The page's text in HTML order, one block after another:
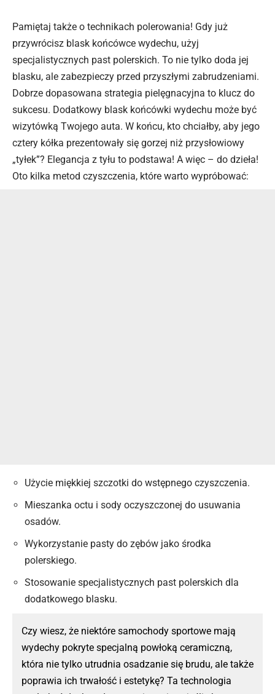
Pamiętaj także o technikach polerowania! Gdy już
przywrócisz blask końcówce wydechu, użyj
specjalistycznych past polerskich. To nie tylko doda jej
blasku, ale zabezpieczy przed przyszłymi zabrudzeniami.
Dobrze dopasowana strategia pielęgnacyjna to klucz do
sukcesu. Dodatkowy blask końcówki wydechu może być
wizytówką Twojego auta. W końcu, kto chciałby, aby jego
cztery kółka prezentowały się gorzej niż przysłowiowy
„tyłek”? Elegancja z tyłu to podstawa! A więc – do dzieła!
Oto kilka metod czyszczenia, które warto wypróbować:
Użycie miękkiej szczotki do wstępnego czyszczenia.
Mieszanka octu i sody oczyszczonej do usuwania
osadów.
Wykorzystanie pasty do zębów jako środka
polerskiego.
Stosowanie specjalistycznych past polerskich dla
dodatkowego blasku.
Czy wiesz, że niektóre samochody sportowe mają
wydechy pokryte specjalną powłoką ceramiczną,
która nie tylko utrudnia osadzanie się brudu, ale także
poprawia ich trwałość i estetykę? Ta technologia